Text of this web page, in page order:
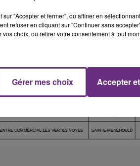
"Accepter et fermer", ou affiner en
refuser en cliquant sur "Continuer sans
vos choix, ou retirer votre consentement à tout
Gérer mes choix Accepter